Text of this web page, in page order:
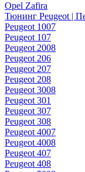
Opel Zafira
Тюнинг Peugeot |
Peugeot 1007
Peugeot 107
Peugeot 2008
Peugeot 206
Peugeot 207
Peugeot 208
Peugeot 3008
Peugeot 301
Peugeot 307
Peugeot 308
Peugeot 4007
Peugeot 4008
Peugeot 407
Peugeot 408